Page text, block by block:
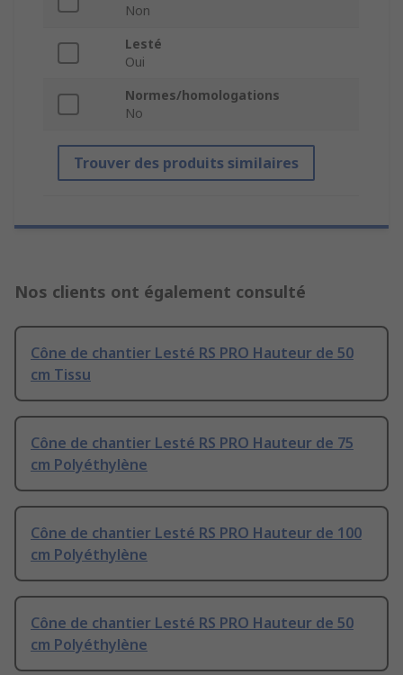
Non
Lesté
Oui
Normes/homologations
No
Trouver des produits similaires
Nos clients ont également consulté
Cône de chantier Lesté RS PRO Hauteur de 50
cm Tissu
Cône de chantier Lesté RS PRO Hauteur de 75
cm Polyéthylène
Cône de chantier Lesté RS PRO Hauteur de 100
cm Polyéthylène
Cône de chantier Lesté RS PRO Hauteur de 50
cm Polyéthylène